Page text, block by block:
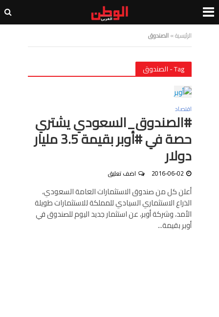
الرئيسية»الصندوق
Tag - الصندوق
اقتصاد
#الصندوق_السعودي يشتري
حصة في #أوبر بقيمة 3.5 مليار
دولار
2016-06-02 اضف تعليق
أعلن كل من صندوق الاستثمارات العامة السعودي،
الذراع الاستثماري السيادي للمملكة للاستثمارات طويلة
الأمد، وشركة أوبر، عن استثمار جديد اليوم للصندوق في
أوبر بقيمة...